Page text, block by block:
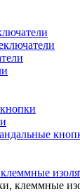
клеммные